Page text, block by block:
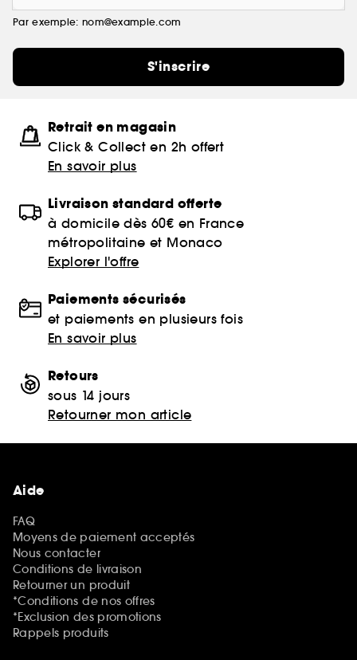
Par exemple: nom@example.com
S'inscrire
Retrait en magasin
Click & Collect en 2h offert
En savoir plus
Livraison standard offerte
à domicile dès 60€ en France
métropolitaine et Monaco
Explorer l'offre
Paiements sécurisés
et paiements en plusieurs fois
En savoir plus
Retours
sous 14 jours
Retourner mon article
Aide
FAQ
Moyens de paiement acceptés
Nous contacter
Conditions de livraison
Retourner un produit
*Conditions de nos offres
*Exclusion des promotions
Rappels produits